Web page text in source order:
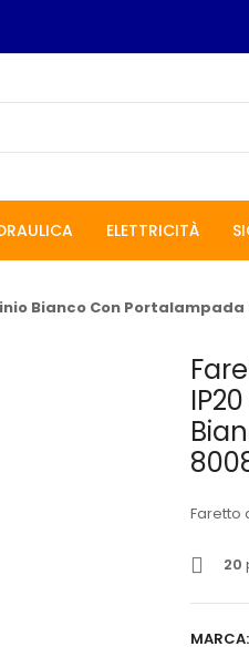
ELETTRICITÀ
Bianco Con Portalampada
Faretto
20
MARCA: